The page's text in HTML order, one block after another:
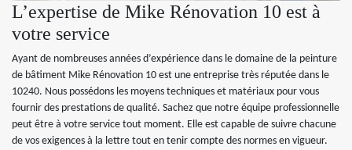
L’expertise de Mike Rénovation 10 est à
votre service
Ayant de nombreuses années d’expérience dans le domaine de la peinture
de bâtiment Mike Rénovation 10 est une entreprise très réputée dans le
10240. Nous possédons les moyens techniques et matériaux pour vous
fournir des prestations de qualité. Sachez que notre équipe professionnelle
peut être à votre service tout moment. Elle est capable de suivre chacune
de vos exigences à la lettre tout en tenir compte des normes en vigueur.